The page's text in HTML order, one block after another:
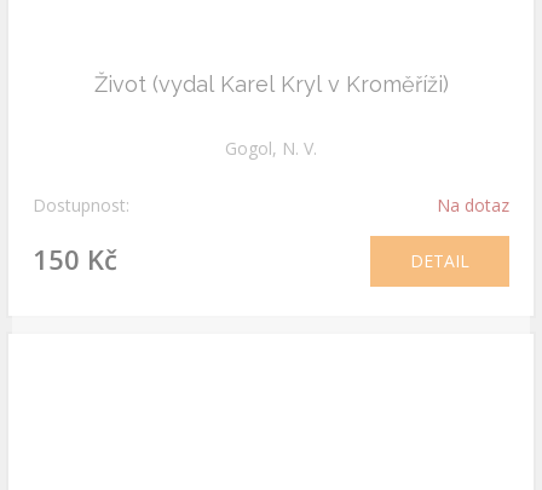
Život (vydal Karel Kryl v Kroměříži)
Gogol, N. V.
Dostupnost: Na dotaz
150 Kč DETAIL